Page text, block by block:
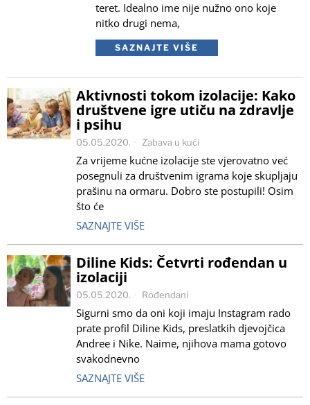
teret. Idealno ime nije nužno ono koje
nitko drugi nema,
SAZNAJTE VIŠE
Aktivnosti tokom izolacije: Kako
društvene igre utiču na zdravlje
i psihu
05.05.2020. Zabava u kući
Za vrijeme kućne izolacije ste vjerovatno već
posegnuli za društvenim igrama koje skupljaju
prašinu na ormaru. Dobro ste postupili! Osim
što će
SAZNAJTE VIŠE
Diline Kids: Četvrti rođendan u
izolaciji
05.05.2020. Rođendani
Sigurni smo da oni koji imaju Instagram rado
prate profil Diline Kids, preslatkih djevojčica
Andree i Nike. Naime, njihova mama gotovo
svakodnevno
SAZNAJTE VIŠE